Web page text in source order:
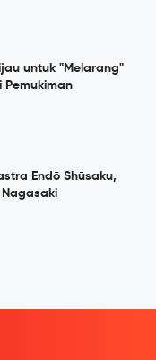
untuk "Melarang"
Pemukiman
Endō Shūsaku,
Nagasaki